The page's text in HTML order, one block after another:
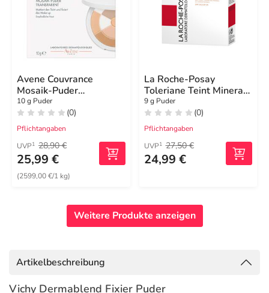
Avene Couvrance
Mosaik-Puder
transparent mit
Schwämmchen
10 g Puder
(0)
Pflichtangaben
UVP1 28,90 €
25,99 €
(2599,00 €/1 kg)
La Roche-Posay
Toleriane Teint Mineral
Puder 15 Doré
9 g Puder
(0)
Pflichtangaben
UVP1 27,50 €
24,99 €
Weitere Produkte anzeigen
Artikelbeschreibung
Vichy Dermablend Fixier Puder